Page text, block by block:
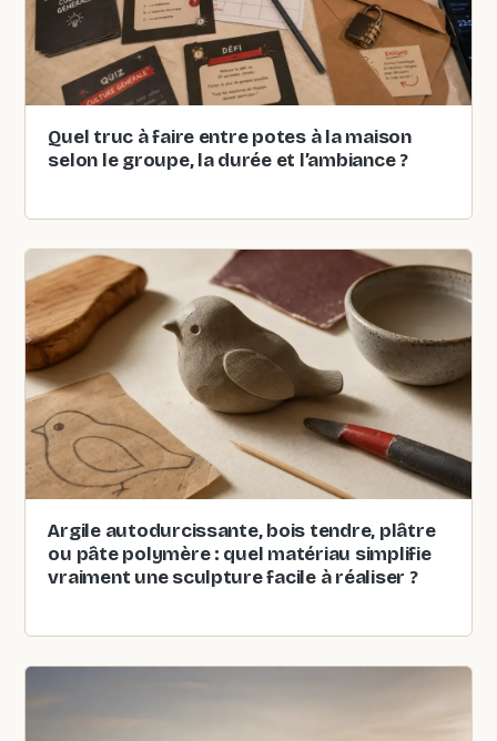
Quel truc à faire entre potes à la maison
selon le groupe, la durée et l’ambiance ?
Argile autodurcissante, bois tendre, plâtre
ou pâte polymère : quel matériau simplifie
vraiment une sculpture facile à réaliser ?